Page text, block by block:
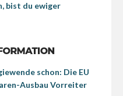
bist du ewiger
schon: Die EU
Ausbau Vorreiter